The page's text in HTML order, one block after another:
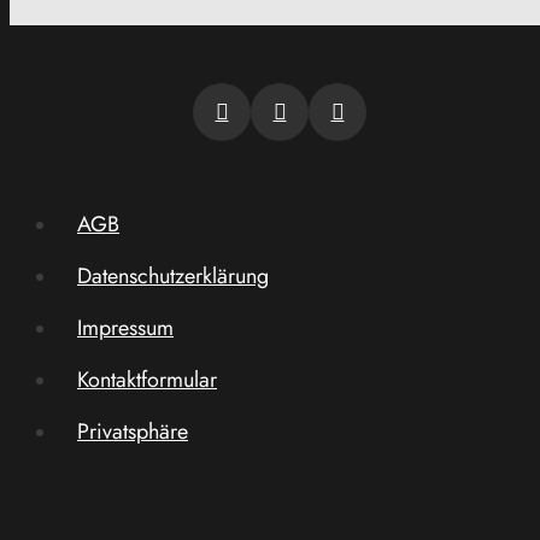
AGB
Datenschutzerklärung
Impressum
Kontaktformular
Privatsphäre